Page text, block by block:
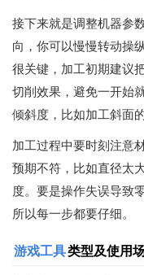
接下来就是调整机器参
向，你可以慢慢转动操
很关键，加工初期建议
切削效果，避免一开始
倾斜度，比如加工斜面
加工过程中要时刻注意
预期不符，比如直径太
度。要是操作失误导致
所以每一步都要仔细。
游戏工具类型及使用